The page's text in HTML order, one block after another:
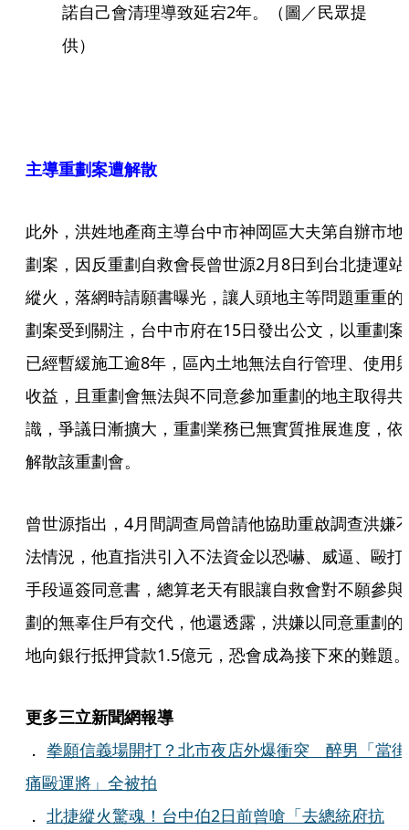
諾自己會清理導致延宕2年。（圖／民眾提
供）
主導重劃案遭解散
此外，洪姓地產商主導台中市神岡區大夫第自辦市地
劃案，因反重劃自救會長曾世源2月8日到台北捷運站
縱火，落網時請願書曝光，讓人頭地主等問題重重的
劃案受到關注，台中市府在15日發出公文，以重劃案
已經暫緩施工逾8年，區內土地無法自行管理、使用
收益，且重劃會無法與不同意參加重劃的地主取得共
識，爭議日漸擴大，重劃業務已無實質推展進度，依
解散該重劃會。
曾世源指出，4月間調查局曾請他協助重啟調查洪嫌
法情況，他直指洪引入不法資金以恐嚇、威逼、毆打
手段逼簽同意書，總算老天有眼讓自救會對不願參與
劃的無辜住戶有交代，他還透露，洪嫌以同意重劃的
地向銀行抵押貸款1.5億元，恐會成為接下來的難題。
更多三立新聞網報導
． 拳願信義場開打？北市夜店外爆衝突 醉男「當街
痛毆運將」全被拍
． 北捷縱火驚魂！台中伯2日前曾嗆「去總統府抗